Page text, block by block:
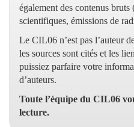
également des contenus
scientifiques, émissions de
Le CIL06 n’est pas l’auteur
les sources sont cités et les
puissiez parfaire votre
d’auteurs.
Toute l’équipe du CIL06
lecture.